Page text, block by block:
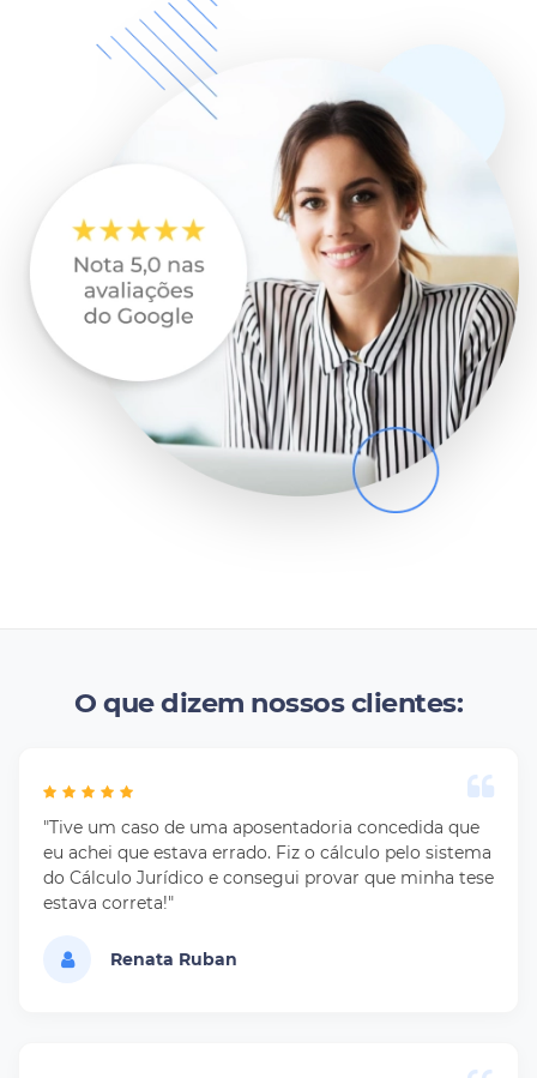
O que dizem nossos clientes:
"Tive um caso de uma aposentadoria concedida que
eu achei que estava errado. Fiz o cálculo pelo sistema
do Cálculo Jurídico e consegui provar que minha tese
estava correta!"
Renata Ruban